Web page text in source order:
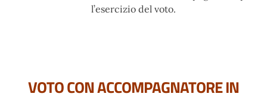
l’esercizio del voto.
VOTO CON ACCOMPAGNATORE IN